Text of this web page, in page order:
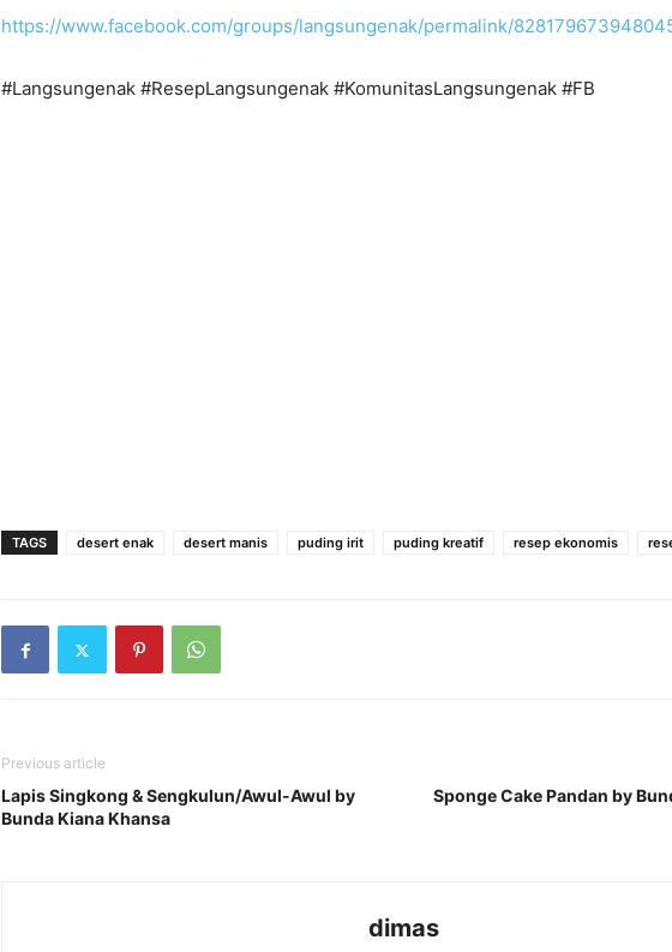
https://www.facebook.com/groups/langsungenak/permalink/
#Langsungenak #ResepLangsungenak #KomunitasLangsungenak #FB
TAGS desert enak desert manis puding irit puding kreatif resep ekonomis
Previous article
Lapis Singkong & Sengkulun/Awul-Awul by
Bunda Kiana Khansa
Sponge Cake Pandan by
dimas